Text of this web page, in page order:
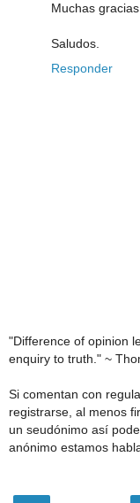
Muchas gracias.
Saludos.
Responder
"Difference of opinion
enquiry to truth." ~
Si comentan con
registrarse, al menos
un seudónimo así
anónimo estamos